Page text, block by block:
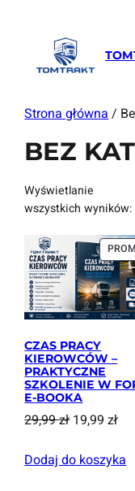
Strona główna /
BEZ
Wyświetlanie
wszystkich wyników:
CZAS PRACY
KIEROWCÓW –
PRAKTYCZNE
SZKOLENIE W
E-BOOKA
29,99złPierwotna
wynosiła:
19,99zł
Dodaj do koszyka